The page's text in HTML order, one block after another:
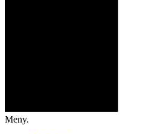
Meny.